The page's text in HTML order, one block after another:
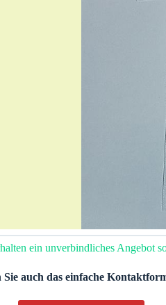
ein unverbindliches Angebot
Sie auch das einfache